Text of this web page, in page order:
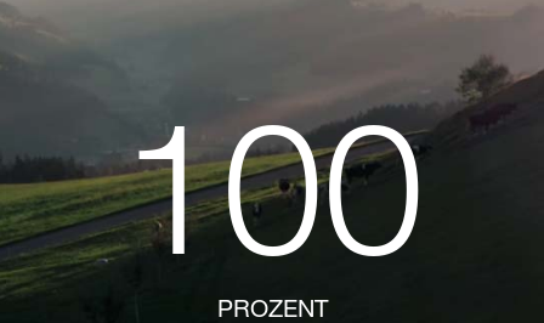
100
PROZENT